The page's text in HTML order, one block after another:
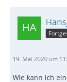
19. Mai 2020 um
Wie kann ich